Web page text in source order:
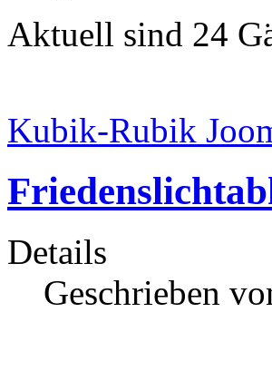
Aktuell sind 24
Kubik-Rubik
Details
Geschrieben